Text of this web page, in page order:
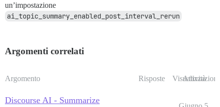
un’impostazione
ai_topic_summary_enabled_post_interval_rerun
Argomenti correlati
Argomento Risposte Visualizzazioni
Attività
Discourse AI - Summarize